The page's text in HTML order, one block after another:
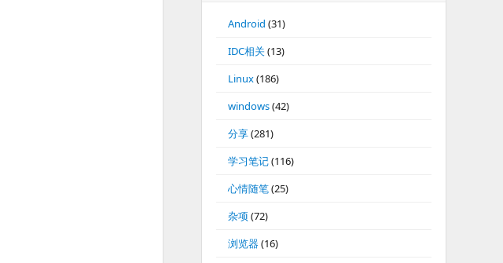
Android (31)
IDC相关(13)
Linux(186)
windows(42)
分享(281)
学习笔记(116)
心情随笔(25)
杂项 (72)
浏览器(16)